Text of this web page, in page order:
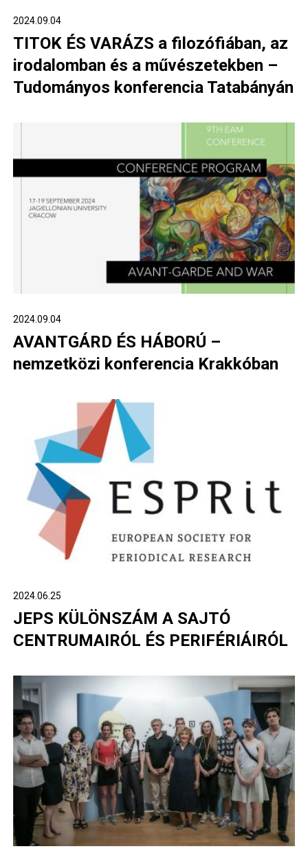
2024.09.04
TITOK ÉS VARÁZS a filozófiában, az
irodalomban és a művészetekben –
Tudományos konferencia Tatabányán
2024.09.04
AVANTGÁRD ÉS HÁBORÚ –
nemzetközi konferencia Krakkóban
2024.06.25
JEPS KÜLÖNSZÁM A SAJTÓ
CENTRUMAIRÓL ÉS PERIFÉRIÁIRÓL